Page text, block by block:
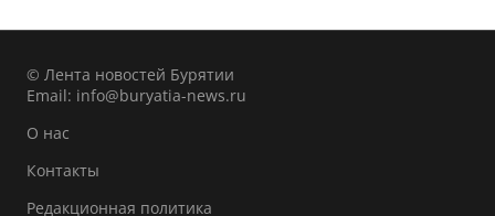
© Лента новостей Бурятии
Email: info@buryatia-news.ru
О нас
Контакты
Редакционная политика